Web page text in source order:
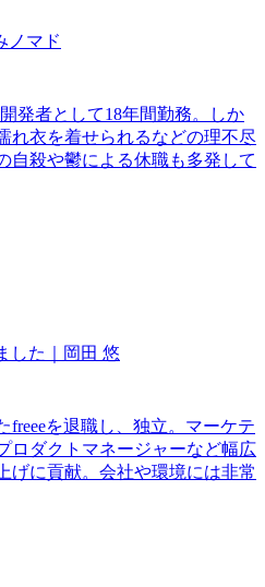
ノマド
発者として18年間勤務。しか
れ衣を着せられるなどの理不尽
自殺や鬱による休職も多発して
した｜岡田 悠
freeeを退職し、独立。マーケテ
ロダクトマネージャーなど幅広
げに貢献。会社や環境には非常